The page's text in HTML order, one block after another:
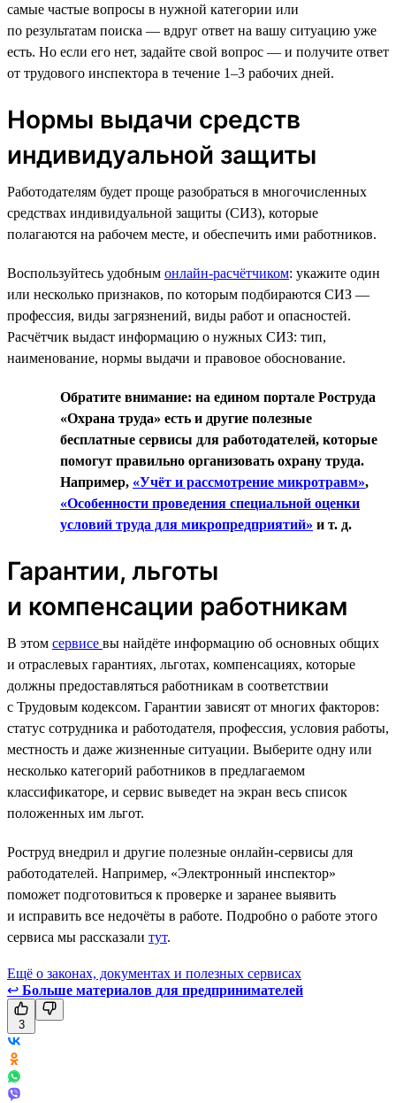
самые частые вопросы в нужной категории или
по результатам поиска — вдруг ответ на вашу ситуацию уже
есть. Но если его нет, задайте свой вопрос — и получите ответ
от трудового инспектора в течение 1–3 рабочих дней.
Нормы выдачи средств
индивидуальной защиты
Работодателям будет проще разобраться в многочисленных
средствах индивидуальной защиты (СИЗ), которые
полагаются на рабочем месте, и обеспечить ими работников.
Воспользуйтесь удобным онлайн-расчётчиком: укажите один
или несколько признаков, по которым подбираются СИЗ —
профессия, виды загрязнений, виды работ и опасностей.
Расчётчик выдаст информацию о нужных СИЗ: тип,
наименование, нормы выдачи и правовое обоснование.
Обратите внимание: на едином портале Роструда
«Охрана труда» есть и другие полезные
бесплатные сервисы для работодателей, которые
помогут правильно организовать охрану труда.
Например, «Учёт и рассмотрение микротравм»,
«Особенности проведения специальной оценки
условий труда для микропредприятий» и т. д.
Гарантии, льготы
и компенсации работникам
В этом сервисе вы найдёте информацию об основных общих
и отраслевых гарантиях, льготах, компенсациях, которые
должны предоставляться работникам в соответствии
с Трудовым кодексом. Гарантии зависят от многих факторов:
статус сотрудника и работодателя, профессия, условия работы,
местность и даже жизненные ситуации. Выберите одну или
несколько категорий работников в предлагаемом
классификаторе, и сервис выведет на экран весь список
положенных им льгот.
Роструд внедрил и другие полезные онлайн-сервисы для
работодателей. Например, «Электронный инспектор»
поможет подготовиться к проверке и заранее выявить
и исправить все недочёты в работе. Подробно о работе этого
сервиса мы рассказали тут.
Ещё о законах, документах и полезных сервисах
↩ Больше материалов для предпринимателей
3